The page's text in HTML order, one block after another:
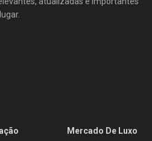
Mercado De Luxo